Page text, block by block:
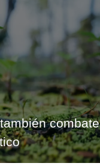
combate